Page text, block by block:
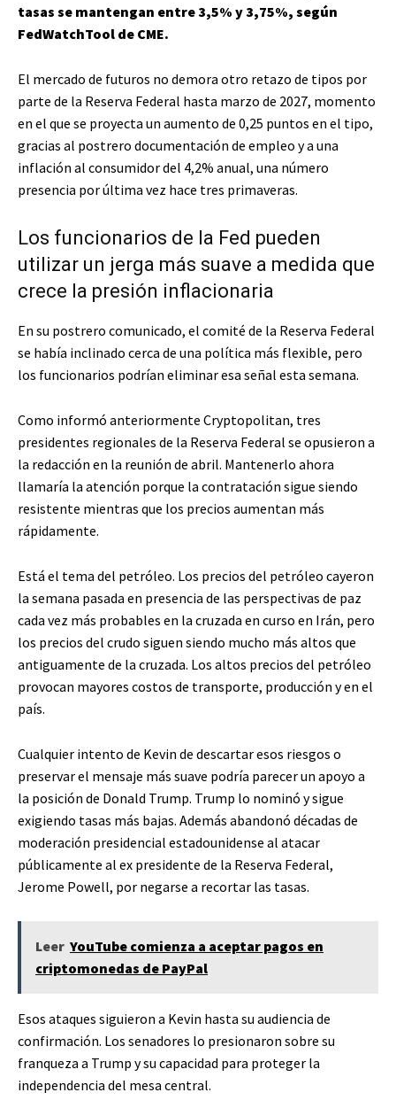
tasas se mantengan entre 3,5% y 3,75%, según
FedWatchTool de CME.
El mercado de futuros no demora otro retazo de tipos por
parte de la Reserva Federal hasta marzo de 2027, momento
en el que se proyecta un aumento de 0,25 puntos en el tipo,
gracias al postrero documentación de empleo y a una
inflación al consumidor del 4,2% anual, una número
presencia por última vez hace tres primaveras.
Los funcionarios de la Fed pueden
utilizar un jerga más suave a medida que
crece la presión inflacionaria
En su postrero comunicado, el comité de la Reserva Federal
se había inclinado cerca de una política más flexible, pero
los funcionarios podrían eliminar esa señal esta semana.
Como informó anteriormente Cryptopolitan, tres
presidentes regionales de la Reserva Federal se opusieron a
la redacción en la reunión de abril. Mantenerlo ahora
llamaría la atención porque la contratación sigue siendo
resistente mientras que los precios aumentan más
rápidamente.
Está el tema del petróleo. Los precios del petróleo cayeron
la semana pasada en presencia de las perspectivas de paz
cada vez más probables en la cruzada en curso en Irán, pero
los precios del crudo siguen siendo mucho más altos que
antiguamente de la cruzada. Los altos precios del petróleo
provocan mayores costos de transporte, producción y en el
país.
Cualquier intento de Kevin de descartar esos riesgos o
preservar el mensaje más suave podría parecer un apoyo a
la posición de Donald Trump. Trump lo nominó y sigue
exigiendo tasas más bajas. Además abandonó décadas de
moderación presidencial estadounidense al atacar
públicamente al ex presidente de la Reserva Federal,
Jerome Powell, por negarse a recortar las tasas.
Leer YouTube comienza a aceptar pagos en
criptomonedas de PayPal
Esos ataques siguieron a Kevin hasta su audiencia de
confirmación. Los senadores lo presionaron sobre su
franqueza a Trump y su capacidad para proteger la
independencia del mesa central.